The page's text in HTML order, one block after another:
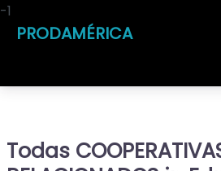
PRODAMÉRICA
Todas
-1